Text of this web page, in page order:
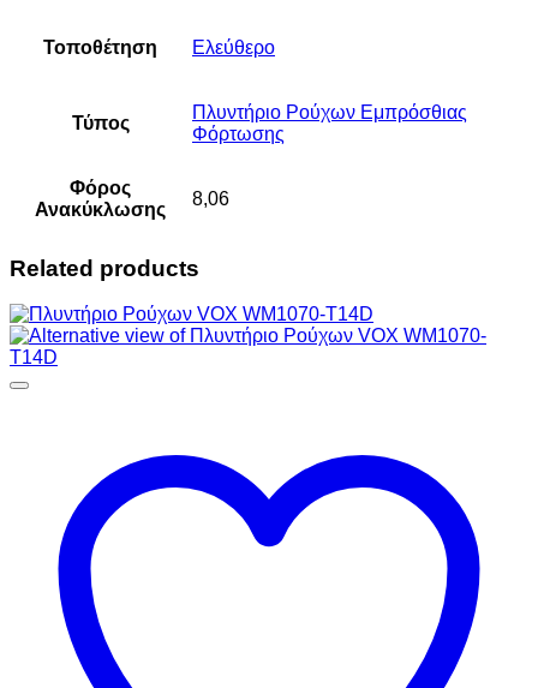
Τοποθέτηση Ελεύθερο
Τύπος
Πλυντήριο Ρούχων Εμπρόσθιας
Φόρτωσης
Φόρος
Ανακύκλωσης
8,06
Related products